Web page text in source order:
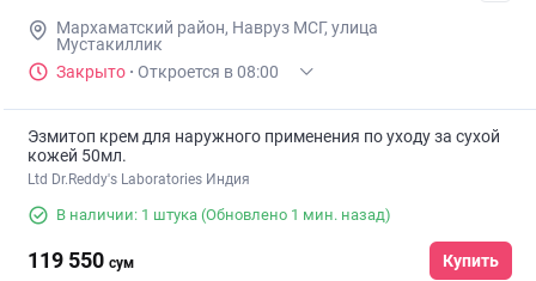
Мархаматский район, Навруз МСГ, улица
Мустакиллик
Закрыто · Откроется в 08:00
Эзмитоп крем для наружного применения по уходу за сухой
кожей 50мл.
Ltd Dr.Reddy's Laboratories Индия
В наличии: 1 штука (Обновлено 1 мин. назад)
119 550 сум Купить